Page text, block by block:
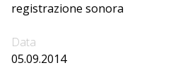
registrazione sonora
Data
05.09.2014